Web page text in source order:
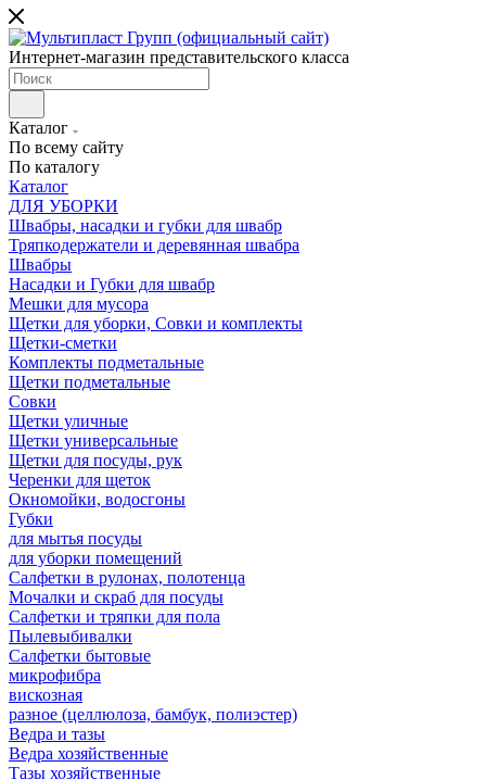
Интернет-магазин представительского класса
Каталог
По всему сайту
По каталогу
Каталог
ДЛЯ УБОРКИ
Швабры, насадки и губки для швабр
Тряпкодержатели и деревянная швабра
Швабры
Насадки и Губки для швабр
Мешки для мусора
Щетки для уборки, Совки и комплекты
Щетки-сметки
Комплекты подметальные
Щетки подметальные
Совки
Щетки уличные
Щетки универсальные
Щетки для посуды, рук
Черенки для щеток
Окномойки, водосгоны
Губки
для мытья посуды
для уборки помещений
Салфетки в рулонах, полотенца
Мочалки и скраб для посуды
Салфетки и тряпки для пола
Пылевыбивалки
Салфетки бытовые
микрофибра
вискозная
разное (целлюлоза, бамбук, полиэстер)
Ведра и тазы
Ведра хозяйственные
Тазы хозяйственные